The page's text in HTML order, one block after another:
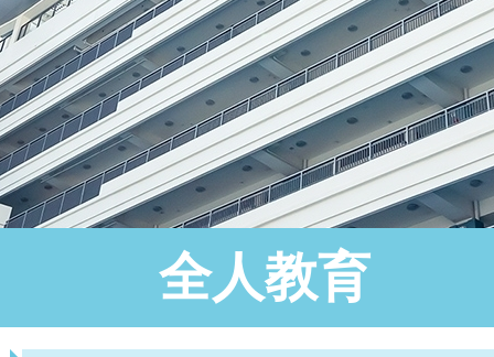
全人教育